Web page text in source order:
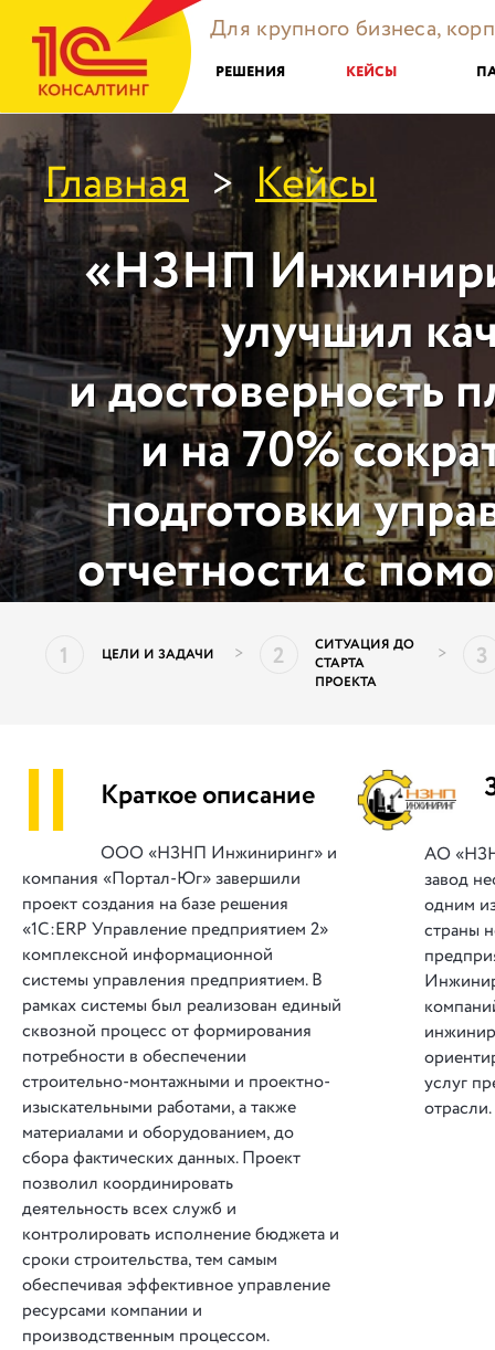
Для крупного бизнеса,
РЕШЕНИЯ КЕЙСЫ
Главная > Кейсы
«НЗНП
улучшил
и достоверность
и на 70%
подготовки
отчетности с
1 ЦЕЛИ И ЗАДАЧИ > 2
СИТУАЦИЯ ДО
СТАРТА
ПРОЕКТА
> 3
|| Краткое описание
ООО «НЗНП Инжиниринг» и
компания «Портал-Юг» завершили
проект создания на базе решения
«1С:ERP Управление предприятием 2»
комплексной информационной
системы управления предприятием. В
рамках системы был реализован единый
сквозной процесс от формирования
потребности в обеспечении
строительно-монтажными и проектно-
изыскательными работами, а также
материалами и оборудованием, до
сбора фактических данных. Проект
позволил координировать
деятельность всех служб и
контролировать исполнение бюджета и
сроки строительства, тем самым
обеспечивая эффективное управление
ресурсами компании и
производственным процессом.
АО
завод
одним
страны
услуг
отрасли.